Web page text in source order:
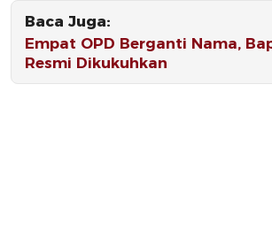
Baca Juga:
Empat OPD Berganti Nama,
Resmi Dikukuhkan